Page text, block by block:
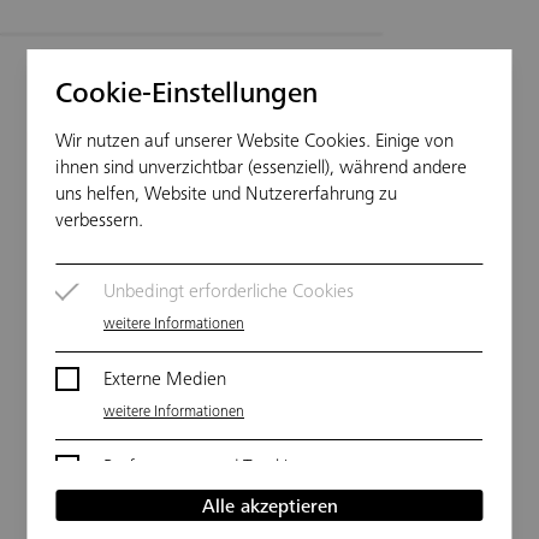
Cookie-Einstellungen
Wir nutzen auf unserer Website Cookies. Einige von
ihnen sind unverzichtbar (essenziell), während andere
uns helfen, Website und Nutzererfahrung zu
verbessern.
Unbedingt erforderliche Cookies
weitere Informationen
Externe Medien
weitere Informationen
Performance und Tracking
weitere InformationenAlle akzeptieren
17. Juni 2020, Jan Ahrenberg
Lesezeit: 2 min
Technologie fahrstuhl Aufzug
Wie heißt es doch? Es gibt keine
dummen Fragen. Rund um den Aufzug
liefert das Internet jedoch jede Menge
Rätsel, die sich nur mit ausreichend
Erfahrung und Menschenkenntnis
beantworten lassen. Unser Liftboy kennt
die Abgründe der menschlichen Seele,